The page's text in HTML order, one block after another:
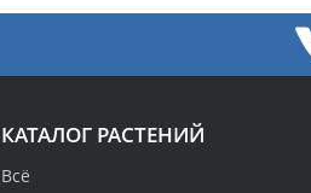
КАТАЛОГ РАСТЕНИЙ
Всё